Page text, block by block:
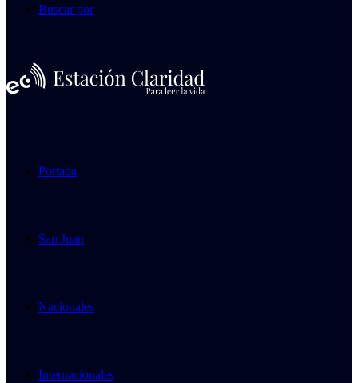
Buscar por
Portada
San Juan
Nacionales
Internacionales